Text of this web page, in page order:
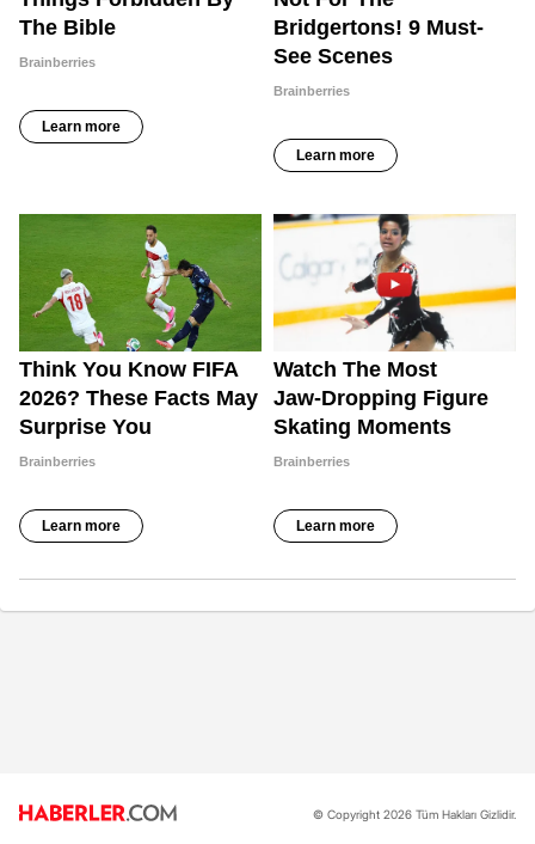
© Copyright 2026 Tüm Hakları Gizlidir.